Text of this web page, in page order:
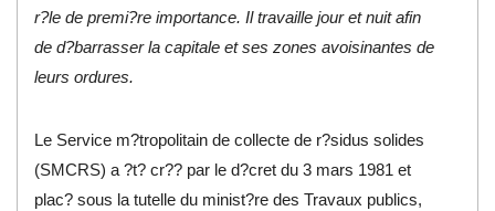
r?le de premi?re importance. Il travaille jour et nuit afin
de d?barrasser la capitale et ses zones avoisinantes de
leurs ordures.
Le Service m?tropolitain de collecte de r?sidus solides
(SMCRS) a ?t? cr?? par le d?cret du 3 mars 1981 et
plac? sous la tutelle du minist?re des Travaux publics,